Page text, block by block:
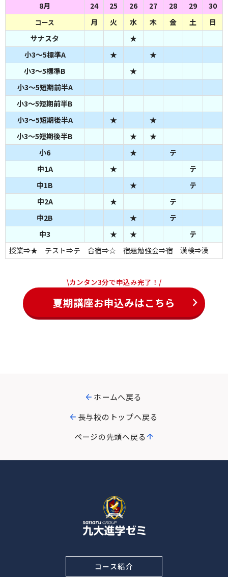
8月
24 25 26 27 28 29 30
コース 月 火 水 木 金 土
日
サナスタ
★
小3～5標準A
★
★
小3～5標準B
★
小3～5短期前半A
小3～5短期前半B
小3～5短期後半A
★
★
小3～5短期後半B
★
★
小6
★
テ
中1A
★
テ
中1B
★
テ
中2A
★
テ
中2B
★
テ
中3
★ ★
テ
授業⇒★ テスト⇒テ 合宿⇒☆ 宿題勉強会⇒宿 漢検⇒漢
\カンタン3分で申込み完了！/
夏期講座お申込みはこちら
長与校のトップへ戻る
ホームへ戻る
ページの先頭へ戻る
コース紹介